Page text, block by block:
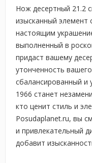
Нож десертный 21.2
изысканный элемент
настоящим
выполненный в
придаст вашему
утонченность
сбалансированный и
1966 станет
кто ценит стиль и
Posudaplanet.ru, вы
и привлекательный
добавит